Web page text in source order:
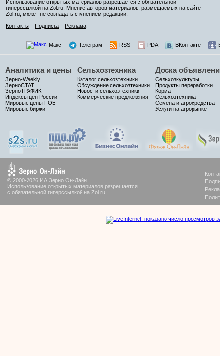
Использование открытых материалов разрешается с обязательной
гиперссылкой на Zol.ru. Мнение авторов материалов, размещаемых на сайте
Zol.ru, может не совпадать с мнением редакции.
Контакты
Подписка Реклама
Макс Телеграм RSS PDA ВКонтакте
Аналитика и цены
Зерно-Weekly
ЗерноСТАТ
ЗерноТРАФИК
Индексы цен России
Мировые цены FOB
Мировые биржи
Сельхозтехника
Каталог сельхозтехники
Обсуждение сельхозтехники
Новости сельхозтехники
Коммерческие предложения
Доска
Сельхозкультуры
Продукты переработки
Корма
Сельхозтехника
Семена и агросредства
Услуги на агрорынке
© 2000-2026 ИА Зерно Он-Лайн
Использование открытых материалов разрешается
с обязательной гиперссылкой на Zol.ru